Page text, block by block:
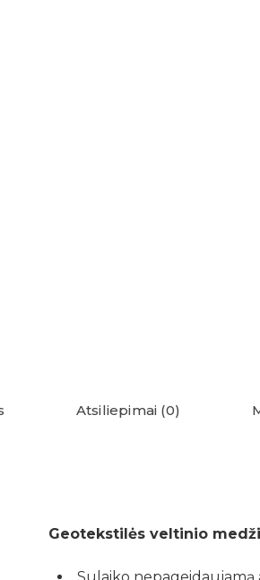
Atsiliepimai (0)
Geotekstilės veltinio